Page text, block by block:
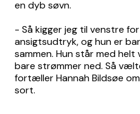
en dyb søvn.
- Så kigger jeg til venstre
ansigtsudtryk, og hun er
sammen. Hun står med
bare strømmer ned. Så
fortæller Hannah Bildsøe
sort.